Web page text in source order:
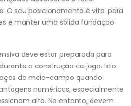
O seu posicionamento é vital para
e manter uma sólida fundação
deve estar preparada para
a construção de jogo. Isto
do meio-campo quando
numéricas, especialmente
alto. No entanto, devem